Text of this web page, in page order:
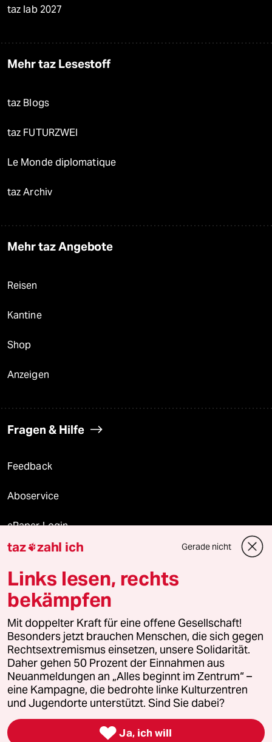
taz lab 2027
Mehr taz Lesestoff
taz Blogs
taz FUTURZWEI
Le Monde diplomatique
taz Archiv
Mehr taz Angebote
Reisen
Kantine
Shop
Anzeigen
Fragen & Hilfe
Feedback
Aboservice
ePaper Login
Downloads für Abonnierende
© 2026 taz Verlags und Vertriebs GmbH
Alle Rechte vorbehalten. Bei rechtlichen Fragen oder für Genehmigungen
wenden Sie sich bitte an
lizenzen@taz.de
Feedback Redaktionsstatut Kommune-Richtlinien
Leitlinie Informant Datenschutz Impressum AGB
Seitenwende Einwilligungen widerrufen (Ads)
taz zahl ich Gerade nicht
Links lesen, rechts
bekämpfen
Mit doppelter Kraft für eine offene Gesellschaft!
Besonders jetzt brauchen Menschen, die sich gegen
Rechtsextremismus einsetzen, unsere Solidarität.
Daher gehen 50 Prozent der Einnahmen aus
Neuanmeldungen an „Alles beginnt im Zentrum“ –
eine Kampagne, die bedrohte linke Kulturzentren
und Jugendorte unterstützt. Sind Sie dabei?
 Ja, ich will